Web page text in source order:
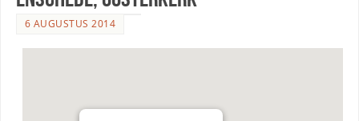
6 AUGUSTUS 2014